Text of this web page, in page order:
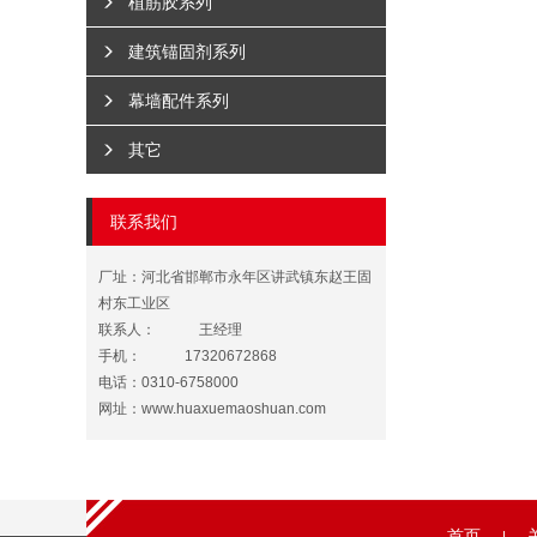
建筑锚固剂系列
幕墙配件系列
其它
联系我们
厂址：河北省邯郸市永年区讲武镇东赵王固
村东工业区
联系人：
王经理
手机：
17320672868
电话：0310-6758000
网址： www.huaxuemaoshuan.com